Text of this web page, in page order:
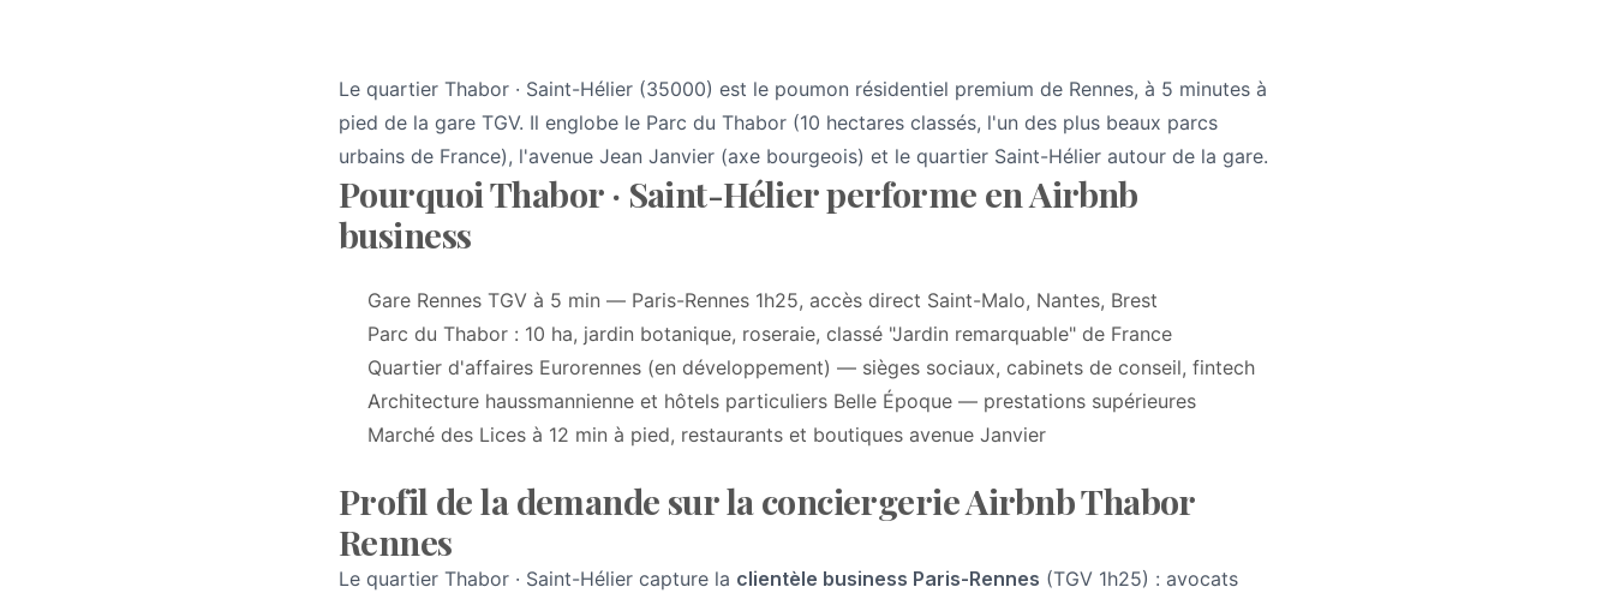
Le quartier Thabor · Saint-Hélier (35000) est le poumon résidentiel premium de Rennes, à 5 minutes à
pied de la gare TGV. Il englobe le Parc du Thabor (10 hectares classés, l'un des plus beaux parcs
urbains de France), l'avenue Jean Janvier (axe bourgeois) et le quartier Saint-Hélier autour de la gare.
Pourquoi Thabor · Saint-Hélier performe en Airbnb
business
Gare Rennes TGV à 5 min — Paris-Rennes 1h25, accès direct Saint-Malo, Nantes, Brest
Parc du Thabor : 10 ha, jardin botanique, roseraie, classé "Jardin remarquable" de France
Quartier d'affaires Eurorennes (en développement) — sièges sociaux, cabinets de conseil, fintech
Architecture haussmannienne et hôtels particuliers Belle Époque — prestations supérieures
Marché des Lices à 12 min à pied, restaurants et boutiques avenue Janvier
Profil de la demande sur la conciergerie Airbnb Thabor
Rennes
Le quartier Thabor · Saint-Hélier capture la clientèle business Paris-Rennes (TGV 1h25) : avocats